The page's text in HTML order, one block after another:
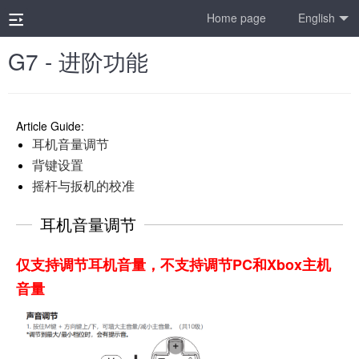
Home page English
G7 - 进阶功能
Article Guide:
耳机音量调节
背键设置
摇杆与扳机的校准
耳机音量调节
仅支持调节耳机音量，不支持调节PC和Xbox主机
音量